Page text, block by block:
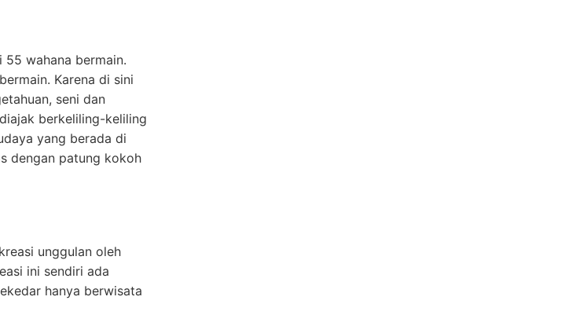
wahana bermain.
Karena di sini
seni dan
berkeliling-keliling
yang berada di
dengan patung kokoh
unggulan oleh
ini sendiri ada
hanya berwisata